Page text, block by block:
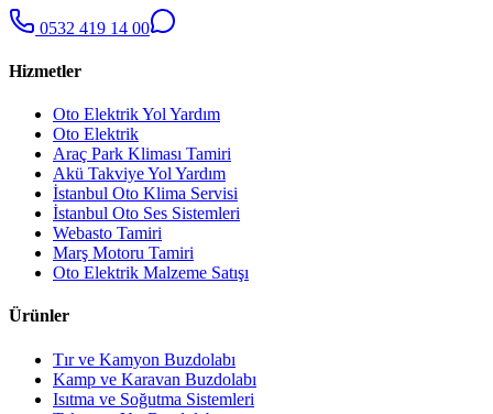
0532 419 14 00
Hizmetler
Oto Elektrik Yol Yardım
Oto Elektrik
Araç Park Kliması Tamiri
Akü Takviye Yol Yardım
İstanbul Oto Klima Servisi
İstanbul Oto Ses Sistemleri
Webasto Tamiri
Marş Motoru Tamiri
Oto Elektrik Malzeme Satışı
Ürünler
Tır ve Kamyon Buzdolabı
Kamp ve Karavan Buzdolabı
Isıtma ve Soğutma Sistemleri